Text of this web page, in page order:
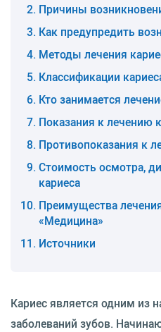
Причины
Как предупредить
Методы лечения
Классификации
Кто занимается
Показания к лечению
Противопоказания к
Стоимость осмотра,
кариеса
Преимущества
«Медицина»
Источники
Кариес является одним из
заболеваний зубов.